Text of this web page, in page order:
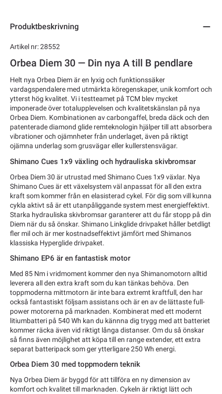
Produktbeskrivning
Artikel nr: 28552
Orbea Diem 30 — Din nya A till B pendlare
Helt nya Orbea Diem är en lyxig och funktionssäker
vardagspendalere med utmärkta köregenskaper, unik komfort och
ytterst hög kvalitet. Vi i testteamet på TCM blev mycket
imponerade över totalupplevelsen och kvalitetskänslan på nya
Orbea Diem. Kombinationen av carbongaffel, breda däck och den
patenterade diamond glide remteknologin hjälper till att absorbera
vibrationer och ojämnheter från underlaget, även på riktigt
ojämna underlag som grusvägar eller kullerstensvägar.
Shimano Cues 1x9 växling och hydrauliska skivbromsar
Orbea Diem 30 är utrustad med Shimano Cues 1x9 växlar. Nya
Shimano Cues är ett växelsystem väl anpassat för all den extra
kraft som kommer från en elasisterad cykel. För dig som vill kunna
cykla aktivt så är ett utanpåliggande system mest energieffektivt.
Starka hydrauliska skivbromsar garanterer att du får stopp på din
Diem när du så önskar. Shimano Linkglide drivpaket håller betdligt
fler mil och är mer kostnadseffektivt jämfört med Shimanos
klassiska Hyperglide drivpaket.
Shimano EP6 är en fantastisk motor
Med 85 Nm i vridmoment kommer den nya Shimanomotorn alltid
leverera all den extra kraft som du kan tänkas behöva. Den
toppmoderna mittmotorn är inte bara extremt kraftfull, den har
också fantastiskt följsam assistans och är en av de lättaste full-
power motorerna på marknaden. Kombinerat med ett modernt
litiumbatteri på 540 Wh kan du kännna dig trygg med att batteriet
kommer räcka även vid riktigt långa distanser. Om du så önskar
så finns även möjlighet att köpa till en range extender, ett extra
separat batteripack som ger ytterligare 250 Wh energi.
Orbea Diem 30 med toppmodern teknik
Nya Orbea Diem är byggd för att tillföra en ny dimension av
komfort och kvalitet till marknaden. Cykeln är riktigt lätt och